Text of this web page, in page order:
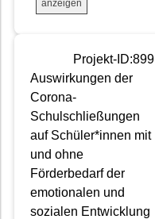
anzeigen
Projekt-ID:899
Auswirkungen der
Corona-
Schulschließungen
auf Schüler*innen mit
und ohne
Förderbedarf der
emotionalen und
sozialen Entwicklung